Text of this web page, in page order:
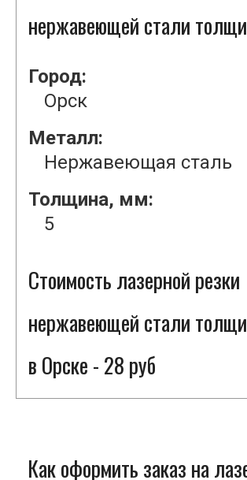
нержавеющей стали
Город:
Орск
Металл:
Нержавеющая сталь
Толщина, мм:
5
Стоимость лазерной резки
нержавеющей стали
в Орске - 28 руб
Как оформить заказ на